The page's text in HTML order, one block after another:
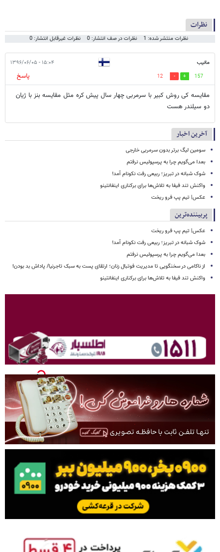
نظرات
نظرات منتشر شده: 1 نظرات در صف انتشار: 0 نظرات غیرقابل انتشار: 0
مانیب ۱۵:۰۴ - ۱۳۹۶/۰۶/۰۵
157
12
پاسخ
مقایسه کی روش کبیر با سرمربی چهار سال پیش کره مثل مقایسه بنز با ژیان
دو سیلندر هست
آخرین اخبار
سومین لیگ برتر بدون سرمربی خارجی
بعدا می‌گویم چرا به پرسپولیس نرفتم
شوک شبانه در تبریز؛ ربیعی رفت نکونام آمد!
واکنش تند فیفا به تلاش‌ها برای برکناری اینفانتینو
عکس| تیم پپ فرو ریخت
پربیننده‌ترین
عکس| تیم پپ فرو ریخت
شوک شبانه در تبریز؛ ربیعی رفت نکونام آمد!
بعدا می‌گویم چرا به پرسپولیس نرفتم
از ناکامی در سخنگویی تا مدیریت فوتبال زنان؛ ارتقای پست به سبک تاجرنیا/ پاداش بد بودن!
واکنش تند فیفا به تلاش‌ها برای برکناری اینفانتینو